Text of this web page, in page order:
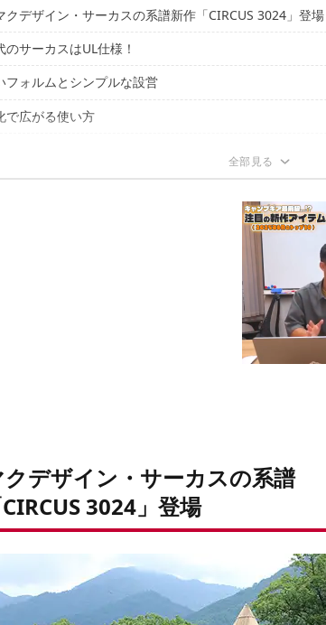
クデザイン・サーカスの系譜新作「CIRCUS 3024」登場
のサーカスはUL仕様！
フォルムとシンプルな設営
入前に知っておきたい注意点
で広がる使い方
デザイン・サーカスの系譜
3024」登場